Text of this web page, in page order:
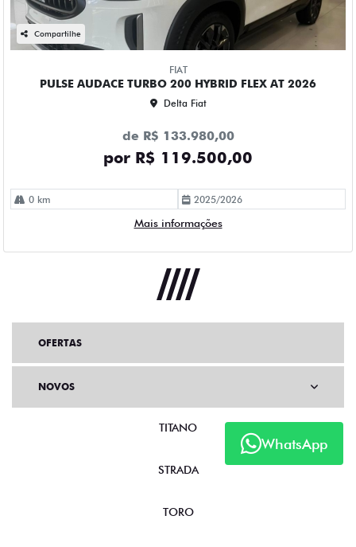
Compartilhe
FIAT
PULSE AUDACE TURBO 200 HYBRID FLEX AT 2026
Delta Fiat
de R$ 133.980,00
por R$ 119.500,00
0 km 2025/2026
Mais informações
WhatsApp
OFERTAS
NOVOS
TITANO
STRADA
TORO